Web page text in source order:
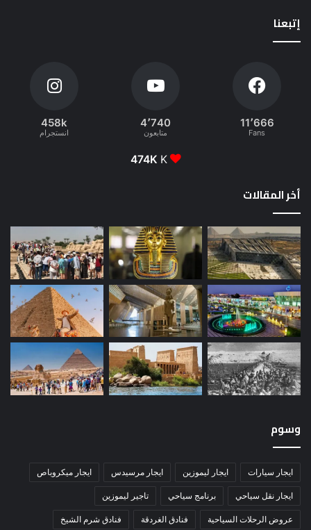
إتبعنا
11٬666
Fans
4٬740
متابعون
458k
انستجرام
474K K
أخر المقالات
وسوم
ايجار سيارات ايجار ليموزين ايجار مرسيدس ايجار ميكروباص
ايجار نقل سياحي برنامج سياحي تاجير ليموزين
عروض الرحلات السياحية فنادق الغردقة فنادق شرم الشيخ